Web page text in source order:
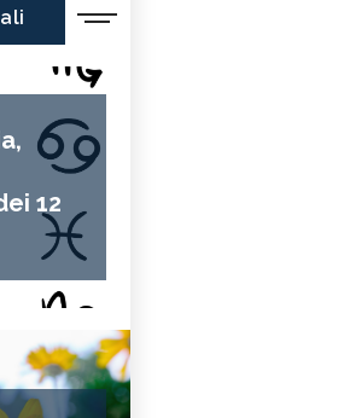
12